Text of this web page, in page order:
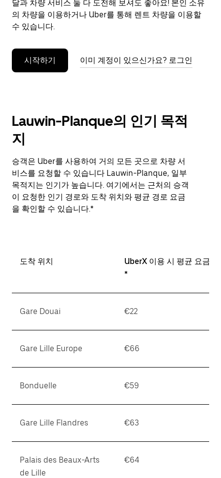
Esc
키
를
누
세
달과 차량 서비스 둘 다 도전해 보셔도 좋아요! 본인 소유
의 차량을 이용하거나 Uber를 통해 렌트 차량을 이용할
수 있습니다.
시작하기 이미 계정이 있으신가요? 로그인
Lauwin-Planque의 인기 목적
지
승객은 Uber를 사용하여 거의 모든 곳으로 차량 서
비스를 요청할 수 있습니다 Lauwin-Planque, 일부
목적지는 인기가 높습니다. 여기에서는 근처의 승객
이 요청한 인기 경로와 도착 위치와 평균 경로 요금
을 확인할 수 있습니다.*
도착 위치
UberX 이용 시 평균 요금
*
Gare Douai €22
Gare Lille Europe €66
Bonduelle €59
Gare Lille Flandres €63
Palais des Beaux-Arts
de Lille
€64